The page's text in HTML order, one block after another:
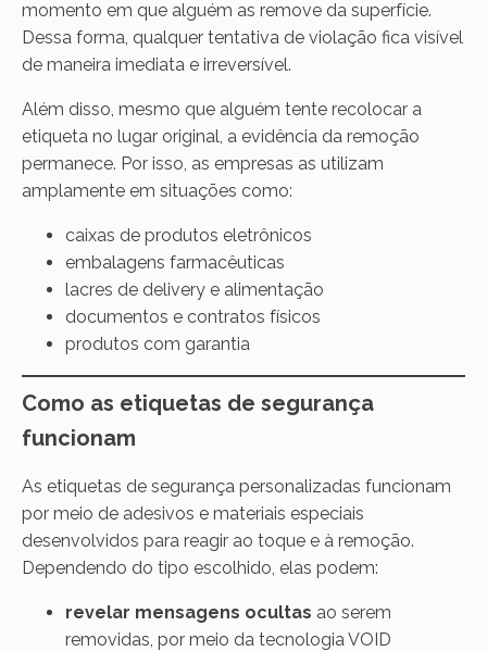
momento em que alguém as remove da superfície.
Dessa forma, qualquer tentativa de violação fica visível
de maneira imediata e irreversível.
Além disso, mesmo que alguém tente recolocar a
etiqueta no lugar original, a evidência da remoção
permanece. Por isso, as empresas as utilizam
amplamente em situações como:
caixas de produtos eletrônicos
embalagens farmacêuticas
lacres de delivery e alimentação
documentos e contratos físicos
produtos com garantia
Como as etiquetas de segurança
funcionam
As etiquetas de segurança personalizadas funcionam
por meio de adesivos e materiais especiais
desenvolvidos para reagir ao toque e à remoção.
Dependendo do tipo escolhido, elas podem:
revelar mensagens ocultas ao serem
removidas, por meio da tecnologia VOID